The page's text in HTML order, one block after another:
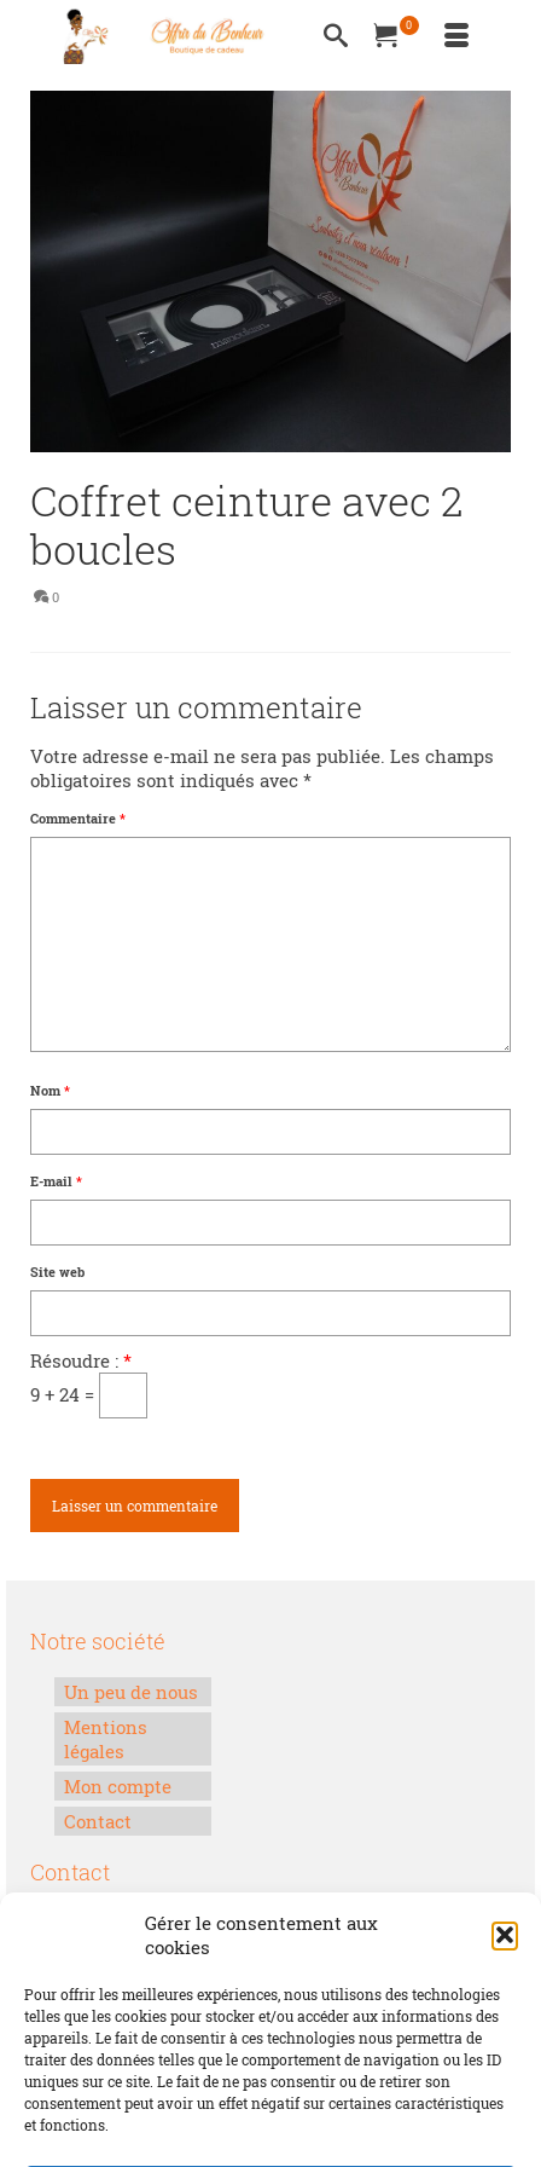
Gérer le consentement aux
cookies
Pour offrir les meilleures expériences, nous utilisons des technologies
telles que les cookies pour stocker et/ou accéder aux informations des
appareils. Le fait de consentir à ces technologies nous permettra de
traiter des données telles que le comportement de navigation ou les ID
uniques sur ce site. Le fait de ne pas consentir ou de retirer son
consentement peut avoir un effet négatif sur certaines caractéristiques
et fonctions.
0
Coffret ceinture avec 2
boucles
0
Laisser un commentaire
Votre adresse e-mail ne sera pas publiée. Les champs
obligatoires sont indiqués avec *
Commentaire *
Nom *
E-mail *
Site web
Résoudre : *
9 + 24 =
Notre société
Un peu de nous
Mentions
légales
Mon compte
Contact
Contact
Boulevard Félix Houphouët-Boigny
contact@offrirdubonheur.com
Blog